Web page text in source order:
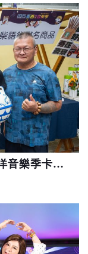
神秘嘉賓竟然是他？2025雲西海洋音樂季卡司加碼再升級！本周六重磅登場